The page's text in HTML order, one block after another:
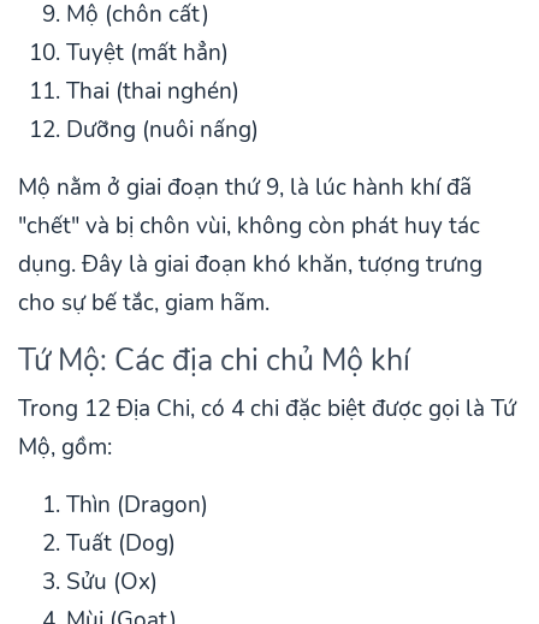
Mộ (chôn cất)
Tuyệt (mất hẳn)
Thai (thai nghén)
Dưỡng (nuôi nấng)
Mộ nằm ở giai đoạn thứ 9, là lúc hành khí đã
"chết" và bị chôn vùi, không còn phát huy tác
dụng. Đây là giai đoạn khó khăn, tượng trưng
cho sự bế tắc, giam hãm.
Tứ Mộ: Các địa chi chủ Mộ khí
Trong 12 Địa Chi, có 4 chi đặc biệt được gọi là Tứ
Mộ, gồm:
Thìn (Dragon)
Tuất (Dog)
Sửu (Ox)